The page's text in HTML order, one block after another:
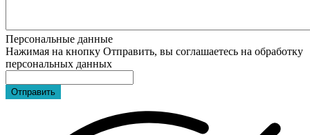
Персональные данные
Нажимая на кнопку Отправить, вы соглашаетесь на обработку
персональных данных
Отправить